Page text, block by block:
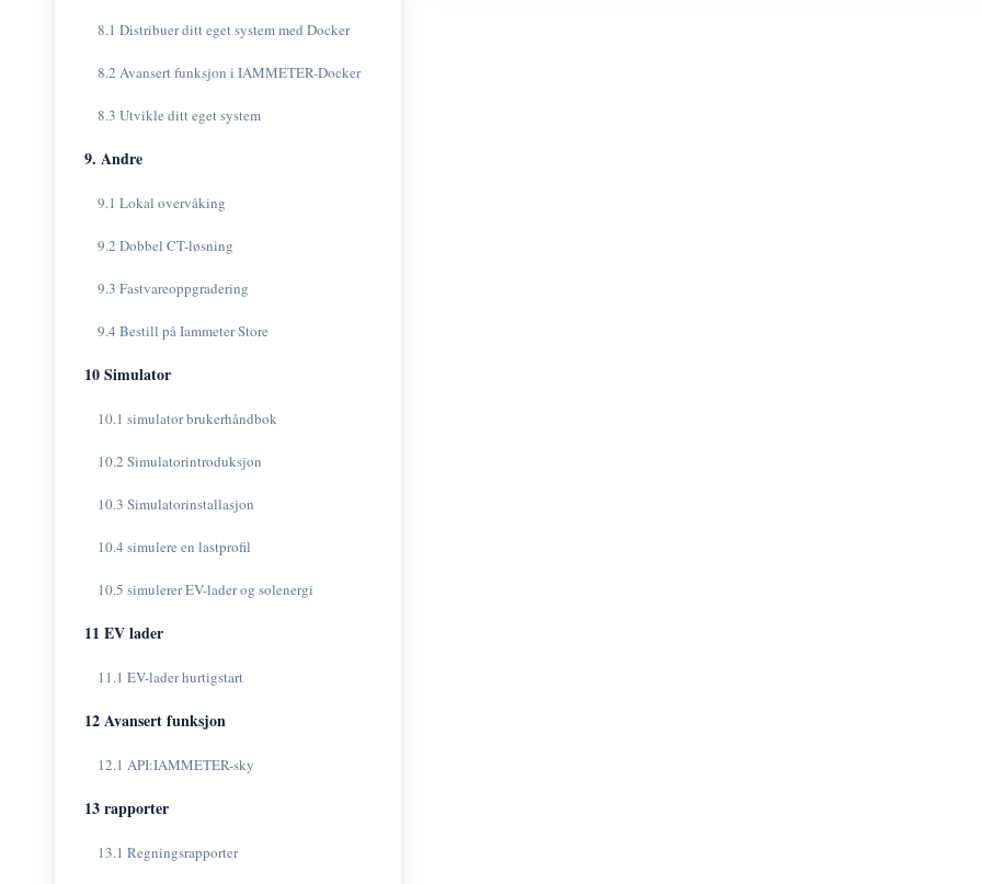
8.1 Distribuer ditt eget system med Docker
8.2 Avansert funksjon i IAMMETER-Docker
8.3 Utvikle ditt eget system
9. Andre
9.1 Lokal overvåking
9.2 Dobbel CT-løsning
9.3 Fastvareoppgradering
9.4 Bestill på Iammeter Store
10 Simulator
10.1 simulator brukerhåndbok
10.2 Simulatorintroduksjon
10.3 Simulatorinstallasjon
10.4 simulere en lastprofil
10.5 simulerer EV-lader og solenergi
11 EV lader
11.1 EV-lader hurtigstart
12 Avansert funksjon
12.1 API:IAMMETER-sky
13 rapporter
13.1 Regningsrapporter